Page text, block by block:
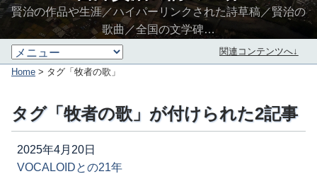
賢治の作品や生涯／ハイパーリンクされた詩草稿／賢治の
歌曲／全国の文学碑…
関連コンテンツへ↓
Home > タグ「牧者の歌」
タグ「牧者の歌」が付けられた2記事
2025年4月20日
VOCALOIDとの21年